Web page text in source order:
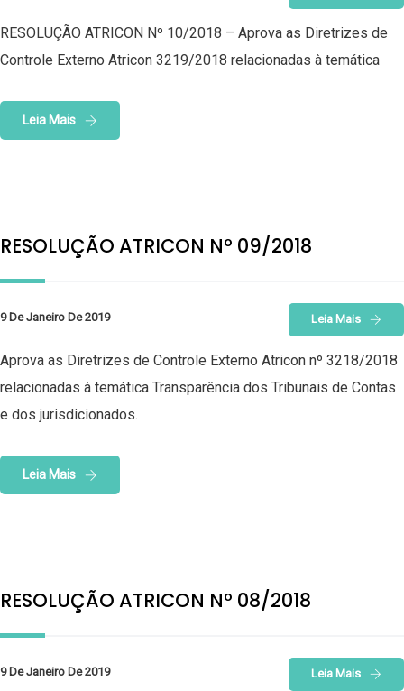
RESOLUÇÃO ATRICON Nº 10/2018 – Aprova as Diretrizes de
Controle Externo Atricon 3219/2018 relacionadas à temática
Leia Mais
RESOLUÇÃO ATRICON Nº 09/2018
9 De Janeiro De 2019 Leia Mais
Aprova as Diretrizes de Controle Externo Atricon nº 3218/2018
relacionadas à temática Transparência dos Tribunais de Contas
e dos jurisdicionados.
Leia Mais
RESOLUÇÃO ATRICON Nº 08/2018
9 De Janeiro De 2019 Leia Mais